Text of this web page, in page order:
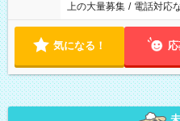
上の大量募集 / 電話対応
気になる！